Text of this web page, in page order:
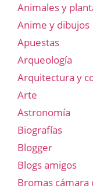
Animales y
Anime y dibujos
Apuestas
Arqueología
Arquitectura y
Arte
Astronomía
Biografías
Blogger
Blogs amigos
Bromas cámara